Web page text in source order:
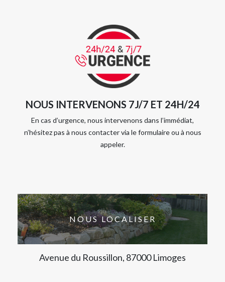
NOUS INTERVENONS 7J/7 ET 24H/24
En cas d’urgence, nous intervenons dans l’immédiat,
n’hésitez pas à nous contacter via le formulaire ou à nous
appeler.
NOUS LOCALISER
Avenue du Roussillon, 87000 Limoges